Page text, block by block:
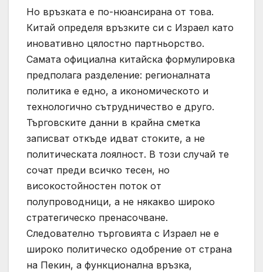
Но връзката е по-нюансирана от това.
Китай определя връзките си с Израел като
иновативно цялостно партньорство.
Самата официална китайска формулировка
предполага разделение: регионалната
политика е едно, а икономическото и
технологично сътрудничество е друго.
Търговските данни в крайна сметка
записват откъде идват стоките, а не
политическата лоялност. В този случай те
сочат преди всичко тесен, но
високостойностен поток от
полупроводници, а не някакво широко
стратегическо пренасочване.
Следователно търговията с Израел не е
широко политическо одобрение от страна
на Пекин, а функционална връзка,